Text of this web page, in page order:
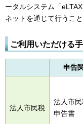
ータルシステム「
ネットを通じて行うこ
ご利用いただける
申告
法人市民税
法人市
申告書